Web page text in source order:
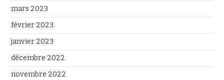
mars 2023
février 2023
janvier 2023
décembre 2022
novembre 2022